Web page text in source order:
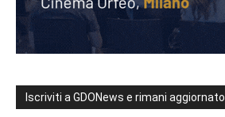
Iscriviti a GDONews e rimani aggiornato